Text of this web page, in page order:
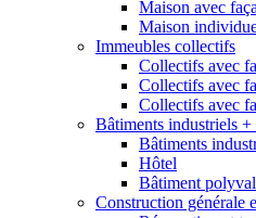
Maison avec
Maison
Immeubles collectifs
Collectifs avec
Collectifs avec
Collectifs avec
Bâtiments industriels +
Bâtiments
Hôtel
Bâtiment
Construction générale